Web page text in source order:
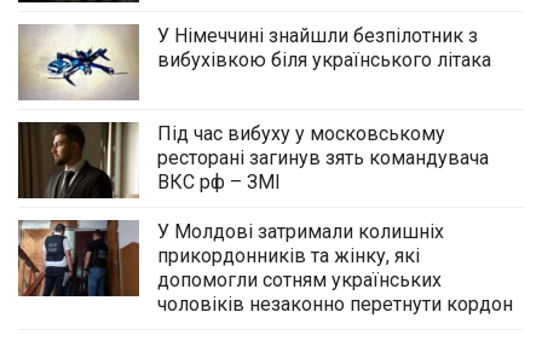
У Німеччині знайшли безпілотник з
вибухівкою біля українського літака
Під час вибуху у московському
ресторані загинув зять командувача
ВКС рф – ЗМІ
У Молдові затримали колишніх
прикордонників та жінку, які
допомогли сотням українських
чоловіків незаконно перетнути кордон